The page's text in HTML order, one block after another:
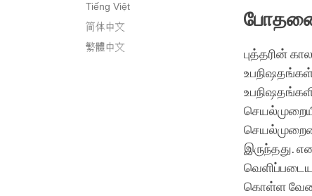
Tiếng Việt
简体中文
繁體中文
புத்தரின்
இருந்தது.
கொள்ள